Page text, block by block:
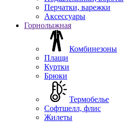
Перчатки, варежки
Аксессуары
Горнолыжная
Комбинезоны
Плащи
Куртки
Брюки
Термобелье
Софтшелл, флис
Жилеты